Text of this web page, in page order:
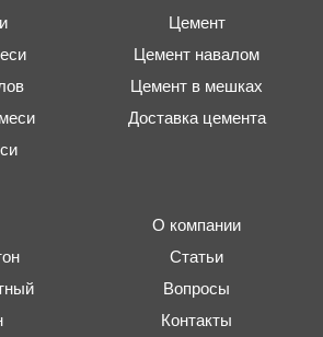
Цемент
Цемент навалом
Цемент в мешках
Доставка цемента
О компании
Статьи
Вопросы
Контакты